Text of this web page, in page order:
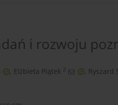
i rozwoju
, Elżbieta Piątek 2 , Ryszard